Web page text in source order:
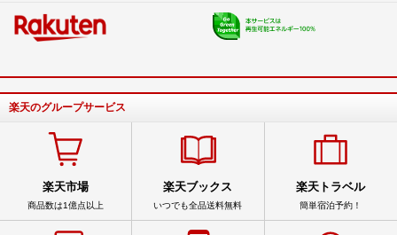
楽天のグループサービス
楽天市場
商品数は1億点以上
楽天ブックス
いつでも全品送料無料
楽天トラベル
簡単宿泊予約！